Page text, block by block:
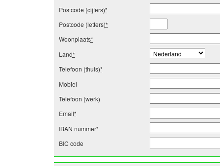
Postcode (cijfers)*
Postcode (letters)*
Woonplaats*
Land*
Telefoon (thuis)*
Mobiel
Telefoon (werk)
Email*
IBAN nummer*
BIC code